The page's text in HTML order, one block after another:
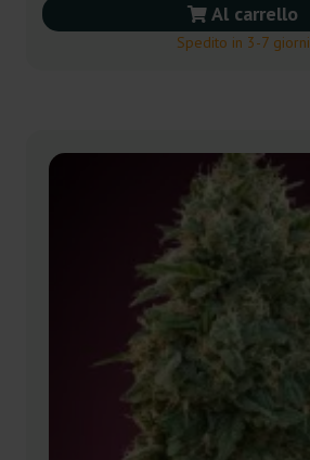
Al carrello
Spedito in 3-7 giorni